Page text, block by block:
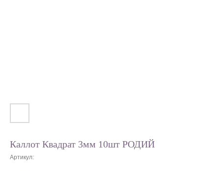
Каллот Квадрат 3мм 10шт РОДИЙ
Артикул: